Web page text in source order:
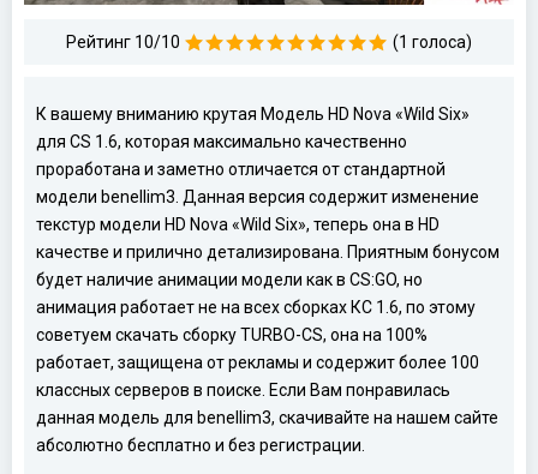
Рейтинг 10/10 (1 голоса)
К вашему вниманию крутая Модель HD Nova «Wild Six»
для CS 1.6, которая максимально качественно
проработана и заметно отличается от стандартной
модели benellim3. Данная версия содержит изменение
текстур модели HD Nova «Wild Six», теперь она в HD
качестве и прилично детализирована. Приятным бонусом
будет наличие анимации модели как в CS:GO, но
анимация работает не на всех сборках КС 1.6, по этому
советуем скачать сборку TURBO-CS, она на 100%
работает, защищена от рекламы и содержит более 100
классных серверов в поиске. Если Вам понравилась
данная модель для benellim3, скачивайте на нашем сайте
абсолютно бесплатно и без регистрации.